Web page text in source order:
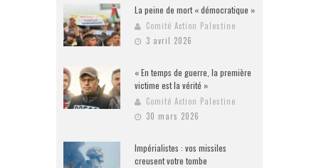
La peine de mort « démocratique »
Comité Action Palestine
3 avril 2026
« En temps de guerre, la première
victime est la vérité »
Comité Action Palestine
30 mars 2026
Impérialistes : vos missiles
creusent votre tombe